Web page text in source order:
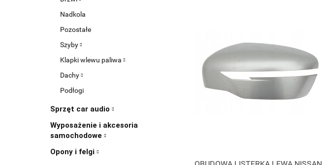
Nadkola
Pozostałe
Szyby
Klapki wlewu paliwa
Dachy
Podłogi
Sprzęt car audio
Wyposażenie i akcesoria
samochodowe
Opony i felgi